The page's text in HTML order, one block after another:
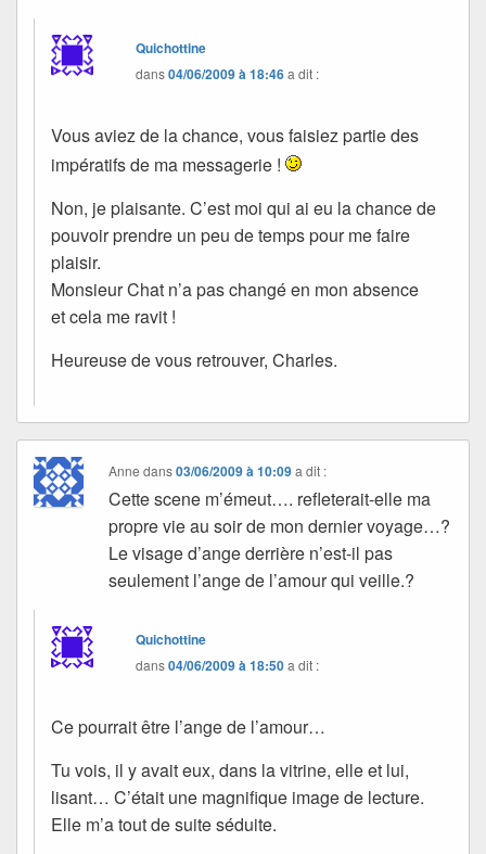
Quichottine
dans04/06/2009 à 18:46a dit :
Vous aviez de la chance, vous faisiez partie des
impératifs de ma messagerie !
Non, je plaisante. C’est moi qui ai eu la chance de
pouvoir prendre un peu de temps pour me faire
plaisir.
Monsieur Chat n’a pas changé en mon absence
et cela me ravit !
Heureuse de vous retrouver, Charles.
Anne dans03/06/2009 à 10:09 a dit :
Cette scene m’émeut…. refleterait-elle ma
propre vie au soir de mon dernier voyage…?
Le visage d’ange derrière n’est-il pas
seulement l’ange de l’amour qui veille.?
Quichottine
dans04/06/2009 à 18:50a dit :
Ce pourrait être l’ange de l’amour…
Tu vois, il y avait eux, dans la vitrine, elle et lui,
lisant… C’était une magnifique image de lecture.
Elle m’a tout de suite séduite.